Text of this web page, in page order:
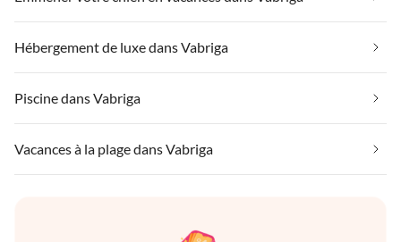
Hébergement de luxe dans Vabriga
Piscine dans Vabriga
Vacances à la plage dans Vabriga